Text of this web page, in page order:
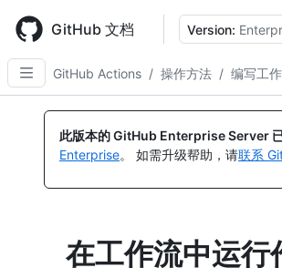
main
content
GitHub 文档 Version:
GitHub Actions / 操作方法 / 编写工
此版本的 GitHub Enterprise Server
Enterprise。 如需升级帮助，请联系
在工作流中运行